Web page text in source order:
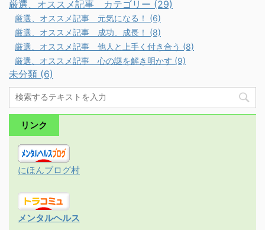
厳選、オススメ記事 カテゴリー (29)
厳選、オススメ記事 元気になる！ (6)
厳選、オススメ記事 成功、成長！ (8)
厳選、オススメ記事 他人と上手く付き合う (8)
厳選、オススメ記事 心の謎を解き明かす (9)
未分類 (6)
リンク
にほんブログ村
メンタルヘルス